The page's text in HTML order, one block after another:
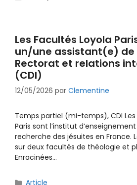
Les Facultés Loyola
un/une assistant(e) de
Rectorat et relations
(CDI)
12/05/2026 par Clementine
Temps partiel (mi-temps), CDI Les
Paris sont l’institut
recherche des jésuites en France.
sur deux facultés de théologie et
Enracinées…
Catégories
Article